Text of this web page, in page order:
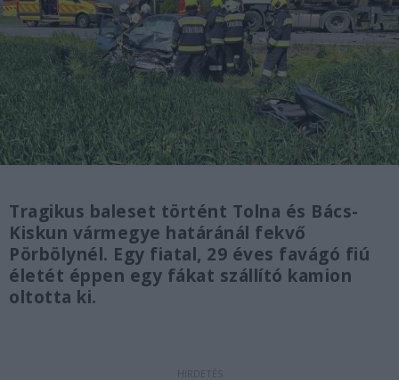
Tragikus baleset történt Tolna és Bács-
Kiskun vármegye határánál fekvő
Pörbölynél. Egy fiatal, 29 éves favágó fiú
életét éppen egy fákat szállító kamion
oltotta ki.